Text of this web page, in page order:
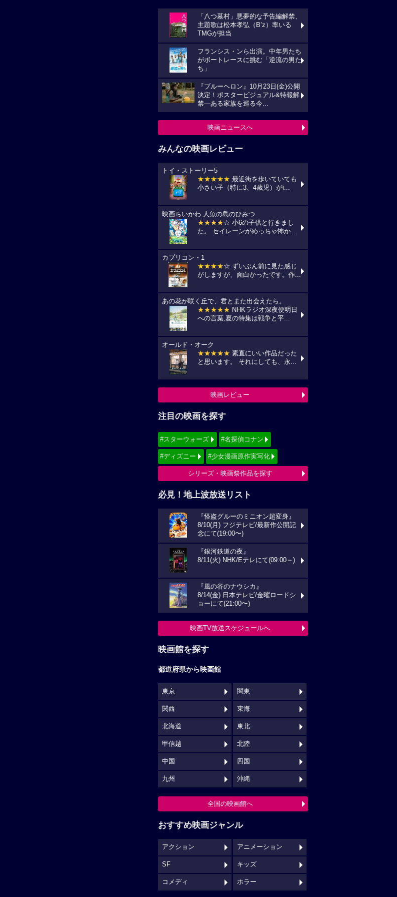
「八つ墓村」悪夢的な予告編解禁、
主題歌は松本孝弘（B’z）率いる
TMGが担当
フランシス・ンら出演。中年男たち
がボートレースに挑む「逆流の男た
ち」
『ブルーヘロン』10月23日(金)公開
決定！ポスタービジュアル&特報解
禁―ある家族を巡る今...
映画ニュースへ
みんなの映画レビュー
トイ・ストーリー5
★★★★★ 最近街を歩いていても
小さい子（特に3、4歳児）がi...
映画ちいかわ 人魚の島のひみつ
★★★★☆ 小6の子供と行きまし
た。 セイレーンがめっちゃ怖か...
カプリコン・1
★★★★☆ ずいぶん前に見た感じ
がしますが、面白かったです。作...
あの花が咲く丘で、君とまた出会えたら。
★★★★★ NHKラジオ深夜便明日
への言葉,夏の特集は戦争と平...
オールド・オーク
★★★★★ 素直にいい作品だった
と思います。 それにしても、永...
映画レビュー
注目の映画を探す
#スターウォーズ #名探偵コナン
#ディズニー #少女漫画原作実写化
シリーズ・映画祭作品を探す
必見！地上波放送リスト
『怪盗グルーのミニオン超変身』
8/10(月) フジテレビ/最新作公開記
念にて(19:00〜)
『銀河鉄道の夜』
8/11(火) NHK/Eテレにて(09:00～)
『風の谷のナウシカ』
8/14(金) 日本テレビ/金曜ロードシ
ョーにて(21:00〜)
映画TV放送スケジュールへ
映画館を探す
都道府県から映画館
東京 関東
関西 東海
北海道 東北
甲信越 北陸
中国 四国
九州 沖縄
全国の映画館へ
おすすめ映画ジャンル
アクション アニメーション
SF キッズ
コメディ ホラー